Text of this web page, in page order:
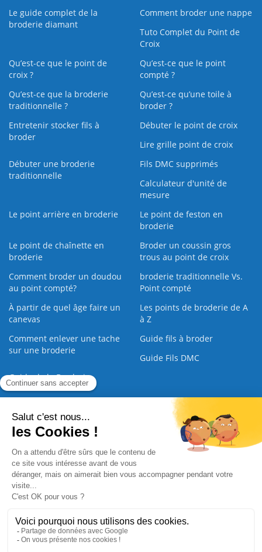
Le guide complet de la
broderie diamant
Comment broder une nappe
Tuto Complet du Point de
Croix
Qu’est-ce que le point de
croix ?
Qu’est-ce que le point
compté ?
Qu’est-ce que la broderie
traditionnelle ?
Qu’est‑ce qu’une toile à
broder ?
Entretenir stocker fils à
broder
Débuter le point de croix
Lire grille point de croix
Débuter une broderie
traditionnelle
Fils DMC supprimés
Calculateur d'unité de
mesure
Le point arrière en broderie
Le point de feston en
broderie
Le point de chaînette en
broderie
Broder un coussin gros
trous au point de croix
Comment broder un doudou
au point compté?
broderie traditionnelle Vs.
Point compté
À partir de quel âge faire un
canevas
Les points de broderie de A
à Z
Comment enlever une tache
sur une broderie
Guide fils à broder
Guide Fils DMC
Guide de la Broderie
Nous contacter |
Paiement sécurisé
2008 - 2026 © CreaMagic. ALL Rights Reserved.